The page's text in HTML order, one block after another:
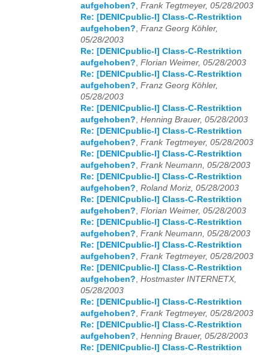
aufgehoben?, Frank Tegtmeyer, 05/28/2003
Re: [DENICpublic-l] Class-C-Restriktion
aufgehoben?, Franz Georg Köhler,
05/28/2003
Re: [DENICpublic-l] Class-C-Restriktion
aufgehoben?, Florian Weimer, 05/28/2003
Re: [DENICpublic-l] Class-C-Restriktion
aufgehoben?, Franz Georg Köhler,
05/28/2003
Re: [DENICpublic-l] Class-C-Restriktion
aufgehoben?, Henning Brauer, 05/28/2003
Re: [DENICpublic-l] Class-C-Restriktion
aufgehoben?, Frank Tegtmeyer, 05/28/2003
Re: [DENICpublic-l] Class-C-Restriktion
aufgehoben?, Frank Neumann, 05/28/2003
Re: [DENICpublic-l] Class-C-Restriktion
aufgehoben?, Roland Moriz, 05/28/2003
Re: [DENICpublic-l] Class-C-Restriktion
aufgehoben?, Florian Weimer, 05/28/2003
Re: [DENICpublic-l] Class-C-Restriktion
aufgehoben?, Frank Neumann, 05/28/2003
Re: [DENICpublic-l] Class-C-Restriktion
aufgehoben?, Frank Tegtmeyer, 05/28/2003
Re: [DENICpublic-l] Class-C-Restriktion
aufgehoben?, Hostmaster INTERNETX,
05/28/2003
Re: [DENICpublic-l] Class-C-Restriktion
aufgehoben?, Frank Tegtmeyer, 05/28/2003
Re: [DENICpublic-l] Class-C-Restriktion
aufgehoben?, Henning Brauer, 05/28/2003
Re: [DENICpublic-l] Class-C-Restriktion